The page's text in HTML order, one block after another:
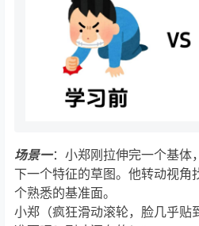
场景一：小郑刚拉伸完一个基体
下一个特征的草图。他转动视角
个熟悉的基准面。
小郑（疯狂滑动滚轮，脸几乎贴